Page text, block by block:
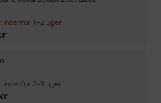
indenfor 1–2 uger
indenfor 2–3 uger